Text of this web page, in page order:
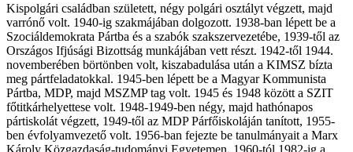
Kispolgári családban született, négy polgári osztályt végzett, majd
varrónő volt. 1940-ig szakmájában dolgozott. 1938-ban lépett be a
Szociáldemokrata Pártba és a szabók szakszervezetébe, 1939-től az
Országos Ifjúsági Bizottság munkájában vett részt. 1942-től 1944.
novemberében börtönben volt, kiszabadulása után a KIMSZ bízta
meg pártfeladatokkal. 1945-ben lépett be a Magyar Kommunista
Pártba, MDP, majd MSZMP tag volt. 1945 és 1948 között a SZIT
főtitkárhelyettese volt. 1948-1949-ben négy, majd hathónapos
pártiskolát végzett, 1949-től az MDP Párfőiskoláján tanított, 1955-
ben évfolyamvezető volt. 1956-ban fejezte be tanulmányait a Marx
Károly Közgazdaság-tudományi Egyetemen. 1960-tól 1982-ig a